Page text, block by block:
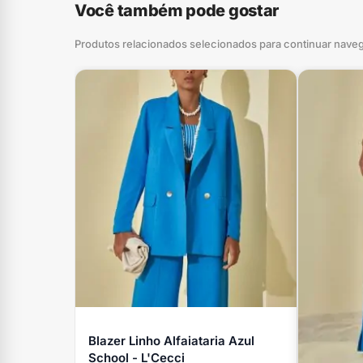
Você também pode gostar
Produtos relacionados selecionados para continuar
Blazer Linho Alfaiataria Azul
School - L'Cecci